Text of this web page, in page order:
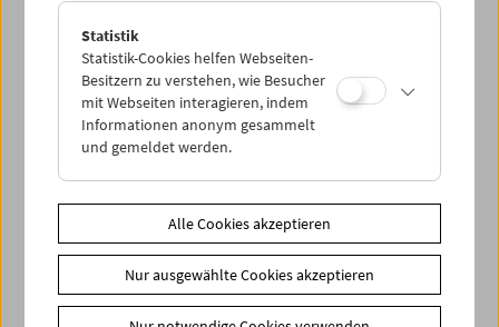
< zurück zur Übersicht
Share on
News
News Archiv
Newsletter
Fotos unserer Gäste
Statistik
Statistik-Cookies helfen Webseiten-
Besitzern zu verstehen, wie Besucher
mit Webseiten interagieren, indem
Informationen anonym gesammelt
und gemeldet werden.
Alle Cookies akzeptieren
Nur ausgewählte Cookies akzeptieren